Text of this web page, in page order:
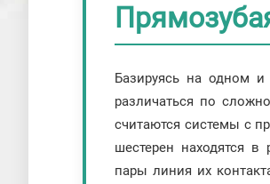
Базируясь на одном
различаться по
считаются системы с
шестерен находятся в
пары линия их